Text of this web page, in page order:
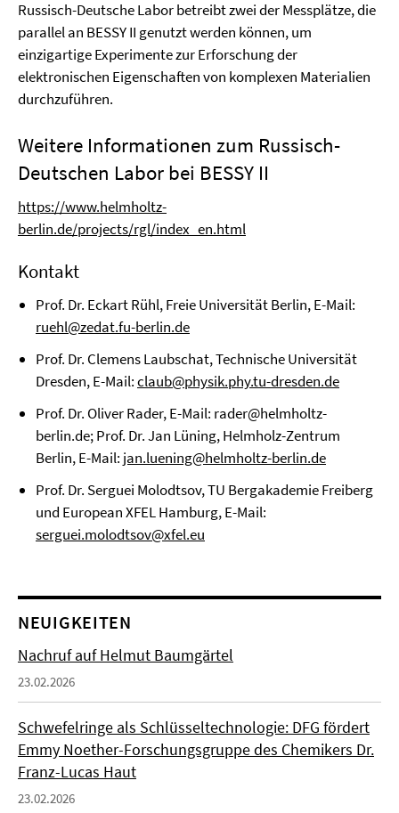
Russisch-Deutsche Labor betreibt zwei der Messplätze, die
parallel an BESSY II genutzt werden können, um
einzigartige Experimente zur Erforschung der
elektronischen Eigenschaften von komplexen Materialien
durchzuführen.
Weitere Informationen zum Russisch-
Deutschen Labor bei BESSY II
https://www.helmholtz-
berlin.de/projects/rgl/index_en.html
Kontakt
Prof. Dr. Eckart Rühl, Freie Universität Berlin, E-Mail:
ruehl@zedat.fu-berlin.de
Prof. Dr. Clemens Laubschat, Technische Universität
Dresden, E-Mail:claub@physik.phy.tu-dresden.de
Prof. Dr. Oliver Rader, E-Mail: rader@helmholtz-
berlin.de; Prof. Dr. Jan Lüning, Helmholz-Zentrum
Berlin, E-Mail: jan.luening@helmholtz-berlin.de
Prof. Dr. Serguei Molodtsov, TU Bergakademie Freiberg
und European XFEL Hamburg, E-Mail:
serguei.molodtsov@xfel.eu
NEUIGKEITEN
Nachruf auf Helmut Baumgärtel
23.02.2026
Schwefelringe als Schlüsseltechnologie: DFG fördert
Emmy Noether-Forschungsgruppe des Chemikers Dr.
Franz-Lucas Haut
23.02.2026